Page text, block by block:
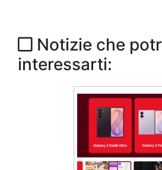
Notizie che
interessarti: